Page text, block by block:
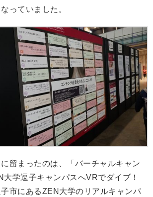
っていました。
留まったのは、「バーチャルキャン
学逗子キャンパスへVRでダイブ！
市にあるZEN大学のリアルキャンパ